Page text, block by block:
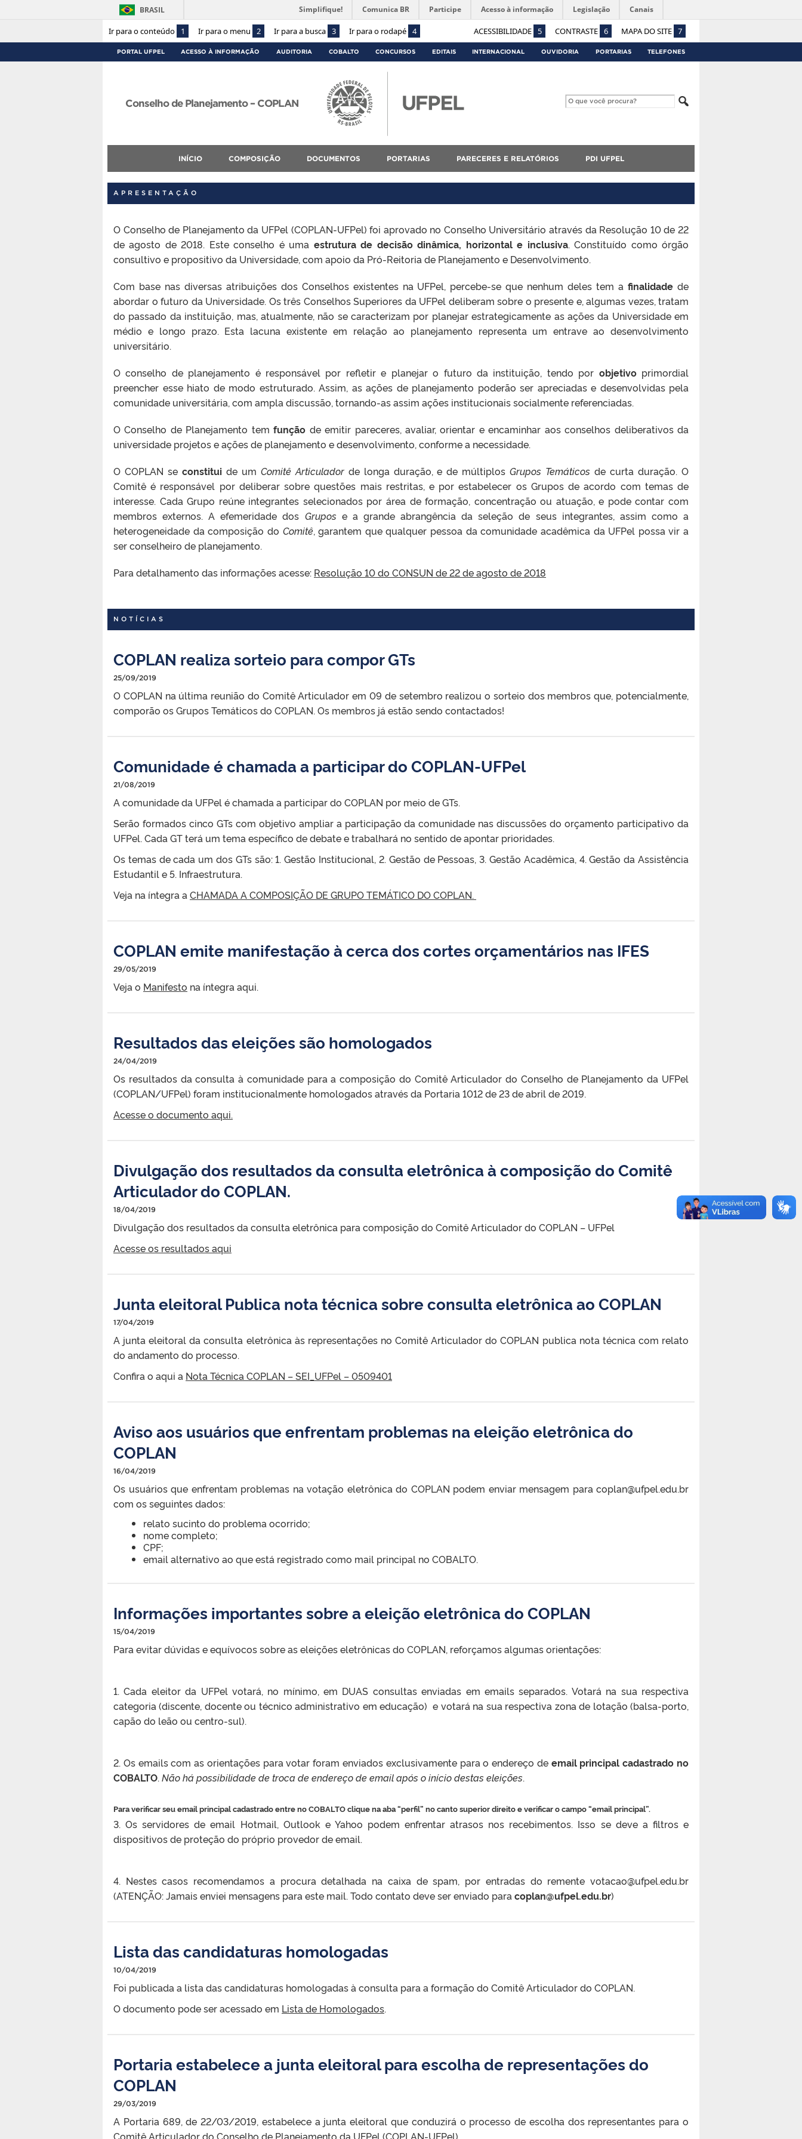
Ir para o conteúdo 1 Ir para o menu 2 Ir para a busca 3 Ir para o rodapé 4 ACESSIBILIDADE 5 CONTRASTE 6 MAPA DO SITE 7
BRASIL Simplifique! Comunica BR Participe Acesso à informação Legislação Canais
PORTAL UFPEL ACESSO À INFORMAÇÃO AUDITORIA COBALTO CONCURSOS EDITAIS INTERNACIONAL OUVIDORIA PORTARIAS TELEFONES
Conselho de Planejamento – COPLAN
INÍCIO COMPOSIÇÃO DOCUMENTOS PORTARIAS PARECERES E RELATÓRIOS PDI UFPEL
APRESENTAÇÃO
O Conselho de Planejamento da UFPel (COPLAN-UFPel) foi aprovado no Conselho Universitário através da Resolução 10 de 22
de agosto de 2018. Este conselho éuma estrutura de decisão dinâmica, horizontal e inclusiva. Constituído como órgão
consultivo e propositivo da Universidade, com apoio da Pró-Reitoria de Planejamento e Desenvolvimento.
Com base nas diversas atribuições dos Conselhos existentes na UFPel, percebe-se que nenhum deles tem afinalidade de
abordar o futuro da Universidade. Os três Conselhos Superiores da UFPel deliberam sobre o presente e, algumas vezes, tratam
do passado da instituição, mas, atualmente, não se caracterizam por planejar estrategicamente as ações da Universidade em
médio e longo prazo. Esta lacuna existente em relação ao planejamento representa um entrave ao desenvolvimento
universitário.
O conselho de planejamento é responsável por refletir e planejar o futuro da instituição, tendo por objetivoprimordial
preencher esse hiato de modo estruturado. Assim, as ações de planejamento poderão ser apreciadas e desenvolvidas pela
comunidade universitária, com ampla discussão, tornando-as assim ações institucionais socialmente referenciadas.
O Conselho de Planejamento temfunção de emitir pareceres, avaliar, orientar e encaminhar aos conselhos deliberativos da
universidade projetos e ações de planejamento e desenvolvimento, conforme a necessidade.
O COPLAN se constitui deum Comitê Articuladorde longa duração, e de múltiplosGrupos Temáticos de curta duração. O
Comitê é responsável por deliberar sobre questões mais restritas, e por estabelecer os Grupos de acordo com temas de
interesse. Cada Grupo reúne integrantes selecionados por área de formação, concentração ou atuação, e pode contar com
membros externos. A efemeridade dos Grupose a grande abrangência da seleção de seus integrantes, assim como a
heterogeneidade da composição do Comitê, garantem que qualquer pessoa da comunidade acadêmica da UFPel possa vir a
ser conselheiro de planejamento.
Para detalhamento das informações acesse: Resolução 10 do CONSUN de 22 de agosto de 2018
NOTÍCIAS
COPLAN realiza sorteio para compor GTs
25/09/2019
O COPLAN na última reunião do Comitê Articulador em 09 de setembro realizou o sorteio dos membros que, potencialmente,
comporão os Grupos Temáticos do COPLAN. Os membros já estão sendo contactados!
Comunidade é chamada a participar do COPLAN-UFPel
21/08/2019
A comunidade da UFPel é chamada a participar do COPLAN por meio de GTs.
Serão formados cinco GTs com objetivo ampliar a participação da comunidade nas discussões do orçamento participativo da
UFPel. Cada GT terá um tema específico de debate e trabalhará no sentido de apontar prioridades.
Os temas de cada um dos GTs são: 1. Gestão Institucional, 2. Gestão de Pessoas, 3. Gestão Acadêmica, 4. Gestão da Assistência
Estudantil e 5. Infraestrutura.
Veja na íntegra a CHAMADA A COMPOSIÇÃO DE GRUPO TEMÁTICO DO COPLAN.
COPLAN emite manifestação à cerca dos cortes orçamentários nas IFES
29/05/2019
Veja o Manifesto na íntegra aqui.
Resultados das eleições são homologados
24/04/2019
Os resultados da consulta à comunidade para a composição do Comitê Articulador do Conselho de Planejamento da UFPel
(COPLAN/UFPel) foram institucionalmente homologados através da Portaria 1012 de 23 de abril de 2019.
Acesse o documento aqui.
Divulgação dos resultados da consulta eletrônica à composição do Comitê
Articulador do COPLAN.
18/04/2019
Divulgação dos resultados da consulta eletrônica para composição do Comitê Articulador do COPLAN – UFPel
Acesse os resultados aqui
Junta eleitoral Publica nota técnica sobre consulta eletrônica ao COPLAN
17/04/2019
A junta eleitoral da consulta eletrônica às representações no Comitê Articulador do COPLAN publica nota técnica com relato
do andamento do processo.
Confira o aqui a Nota Técnica COPLAN – SEI_UFPel – 0509401
Aviso aos usuários que enfrentam problemas na eleição eletrônica do
COPLAN
16/04/2019
Os usuários que enfrentam problemas na votação eletrônica do COPLAN podem enviar mensagem para coplan@ufpel.edu.br
com os seguintes dados:
relato sucinto do problema ocorrido;
nome completo;
CPF;
email alternativo ao que está registrado como mail principal no COBALTO.
Informações importantes sobre a eleição eletrônica do COPLAN
15/04/2019
Para evitar dúvidas e equívocos sobre as eleições eletrônicas do COPLAN, reforçamos algumas orientações:
1. Cada eleitor da UFPel votará, no mínimo, em DUAS consultas enviadas em emails separados. Votará na sua respectiva
categoria (discente, docente ou técnico administrativo em educação) e votará na sua respectiva zona de lotação (balsa-porto,
capão do leão ou centro-sul).
2. Os emails com as orientações para votar foram enviados exclusivamente para o endereço de email principal cadastrado no
COBALTO. Não há possibilidade de troca de endereço de email após o início destas eleições.
Para verificar seu email principal cadastrado entre no COBALTO clique na aba “perfil” no canto superior direito e verificar o campo “email principal”.
3. Os servidores de email Hotmail, Outlook e Yahoo podem enfrentar atrasos nos recebimentos. Isso se deve a filtros e
dispositivos de proteção do próprio provedor de email.
4. Nestes casos recomendamos a procura detalhada na caixa de spam, por entradas do remente votacao@ufpel.edu.br
(ATENÇÃO: Jamais enviei mensagens para este mail. Todo contato deve ser enviado para coplan@ufpel.edu.br)
Lista das candidaturas homologadas
10/04/2019
Foi publicada a lista das candidaturas homologadas à consulta para a formação do Comitê Articulador do COPLAN.
O documento pode ser acessado em Lista de Homologados.
Portaria estabelece a junta eleitoral para escolha de representações do
COPLAN
29/03/2019
A Portaria 689, de 22/03/2019, estabelece a junta eleitoral que conduzirá o processo de escolha dos representantes para o
Comitê Articulador do Conselho de Planejamento da UFPel (COPLAN-UFPel)